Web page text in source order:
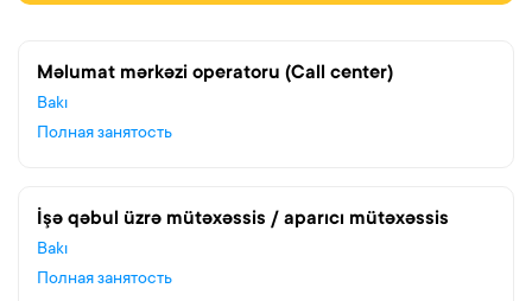
Məlumat mərkəzi operatoru (Call center)
Bakı
Полная занятость
İşə qəbul üzrə mütəxəssis / aparıcı mütəxəssis
Bakı
Полная занятость